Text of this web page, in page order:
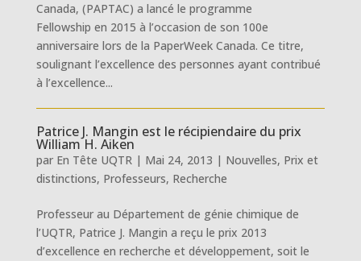
Canada, (PAPTAC) a lancé le programme
Fellowship en 2015 à l’occasion de son 100e
anniversaire lors de la PaperWeek Canada. Ce titre,
soulignant l’excellence des personnes ayant contribué
à l’excellence...
Patrice J. Mangin est le récipiendaire du prix
William H. Aiken
par En Tête UQTR| Mai 24, 2013 | Nouvelles, Prix et
distinctions, Professeurs, Recherche
Professeur au Département de génie chimique de
l’UQTR, Patrice J. Mangin a reçu le prix 2013
d’excellence en recherche et développement, soit le